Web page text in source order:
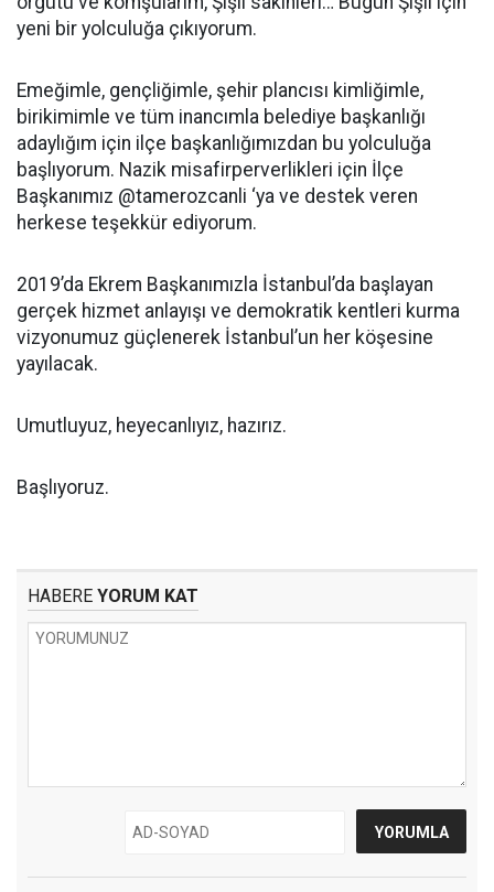
yeni bir yolculuğa çıkıyorum.
Emeğimle, gençliğimle, şehir plancısı kimliğimle,
birikimimle ve tüm inancımla belediye başkanlığı
adaylığım için ilçe başkanlığımızdan bu yolculuğa
başlıyorum. Nazik misafirperverlikleri için İlçe
Başkanımız @tamerozcanli ‘ya ve destek veren
herkese teşekkür ediyorum.
2019’da Ekrem Başkanımızla İstanbul’da başlayan
gerçek hizmet anlayışı ve demokratik kentleri kurma
vizyonumuz güçlenerek İstanbul’un her köşesine
yayılacak.
Umutluyuz, heyecanlıyız, hazırız.
Başlıyoruz.
HABERE YORUM KAT